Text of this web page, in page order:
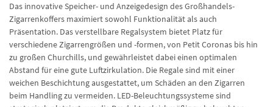
Das innovative Speicher- und Anzeigedesign des Großhandels-
Zigarrenkoffers maximiert sowohl Funktionalität als auch
Präsentation. Das verstellbare Regalsystem bietet Platz für
verschiedene Zigarrengrößen und -formen, von Petit Coronas bis hin
zu großen Churchills, und gewährleistet dabei einen optimalen
Abstand für eine gute Luftzirkulation. Die Regale sind mit einer
weichen Beschichtung ausgestattet, um Schäden an den Zigarren
beim Handling zu vermeiden. LED-Beleuchtungssysteme sind